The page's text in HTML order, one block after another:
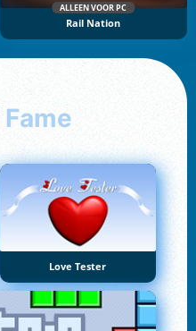
ALLEEN VOOR PC
Rail Nation
Fame
Love Tester